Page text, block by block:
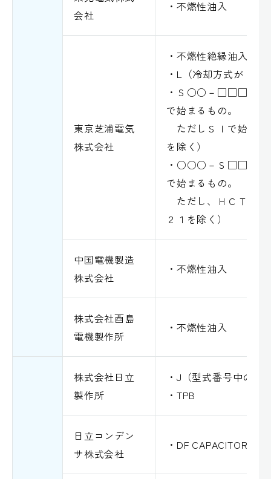
会社
・不燃性油入
東京芝浦電気
株式会社
・不燃性絶縁油入
・L（冷却方式が「L
・Ｓ○○－□□□（型
で始まるもの。
ただしＳＩで始まる
を除く）
・○○○－Ｓ□□（型
で始まるもの。
ただし、ＨＣＴＲ－
２１を除く）
中国電機製造
株式会社
・不燃性油入
株式会社酉島
電機製作所
・不燃性油入
株式会社日立
製作所
・J（型式番号中の「
・TPB
日立コンデン
サ株式会社
・DF CAPACITOR，